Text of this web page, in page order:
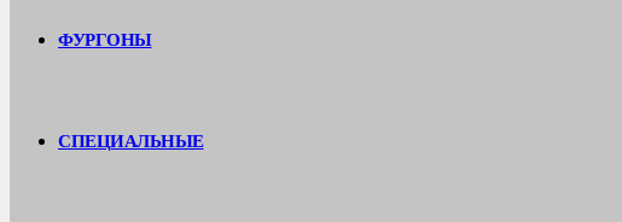
ФУРГОНЫ
СПЕЦИАЛЬНЫЕ